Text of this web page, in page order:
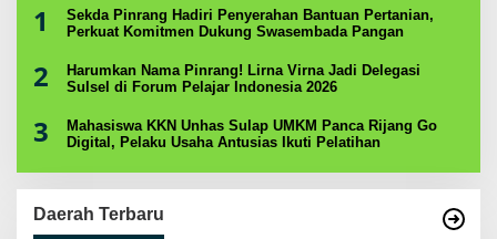
1
Sekda Pinrang Hadiri Penyerahan Bantuan Pertanian,
Perkuat Komitmen Dukung Swasembada Pangan
2
Harumkan Nama Pinrang! Lirna Virna Jadi Delegasi
Sulsel di Forum Pelajar Indonesia 2026
3
Mahasiswa KKN Unhas Sulap UMKM Panca Rijang Go
Digital, Pelaku Usaha Antusias Ikuti Pelatihan
Daerah Terbaru